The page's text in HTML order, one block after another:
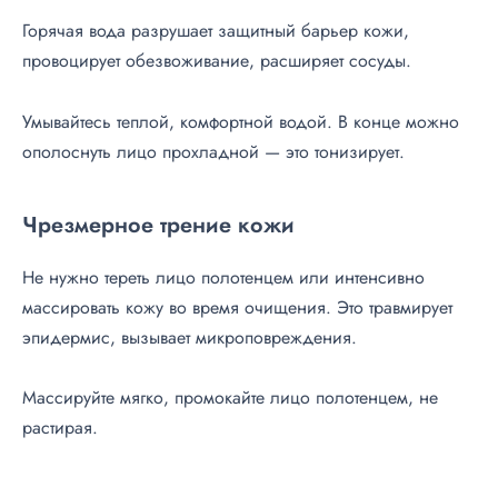
Горячая вода разрушает защитный барьер кожи,
провоцирует обезвоживание, расширяет сосуды.
Умывайтесь теплой, комфортной водой. В конце можно
ополоснуть лицо прохладной — это тонизирует.
Чрезмерное трение кожи
Не нужно тереть лицо полотенцем или интенсивно
массировать кожу во время очищения. Это травмирует
эпидермис, вызывает микроповреждения.
Массируйте мягко, промокайте лицо полотенцем, не
растирая.